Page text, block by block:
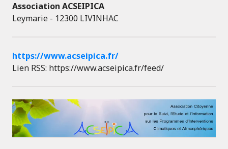
Association ACSEIPICA
Leymarie - 12300 LIVINHAC
https://www.acseipica.fr/
Lien RSS: https://www.acseipica.fr/feed/